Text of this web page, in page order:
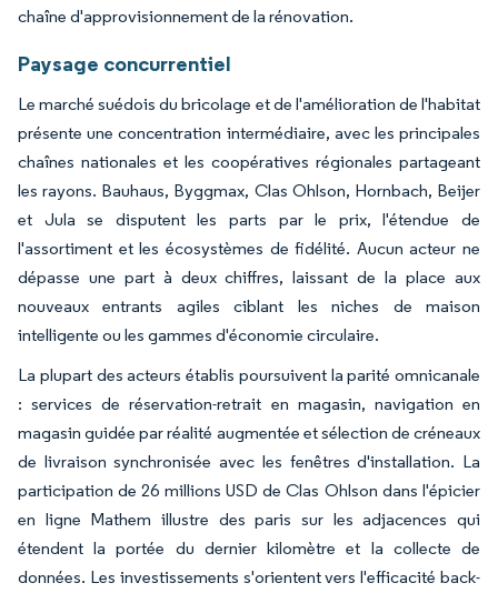
chaîne d'approvisionnement de la rénovation.
Paysage concurrentiel
Le marché suédois du bricolage et de l'amélioration de l'habitat
présente une concentration intermédiaire, avec les principales
chaînes nationales et les coopératives régionales partageant
les rayons. Bauhaus, Byggmax, Clas Ohlson, Hornbach, Beijer
et Jula se disputent les parts par le prix, l'étendue de
l'assortiment et les écosystèmes de fidélité. Aucun acteur ne
dépasse une part à deux chiffres, laissant de la place aux
nouveaux entrants agiles ciblant les niches de maison
intelligente ou les gammes d'économie circulaire.
La plupart des acteurs établis poursuivent la parité omnicanale
: services de réservation-retrait en magasin, navigation en
magasin guidée par réalité augmentée et sélection de créneaux
de livraison synchronisée avec les fenêtres d'installation. La
participation de 26 millions USD de Clas Ohlson dans l'épicier
en ligne Mathem illustre des paris sur les adjacences qui
étendent la portée du dernier kilomètre et la collecte de
données. Les investissements s'orientent vers l'efficacité back-